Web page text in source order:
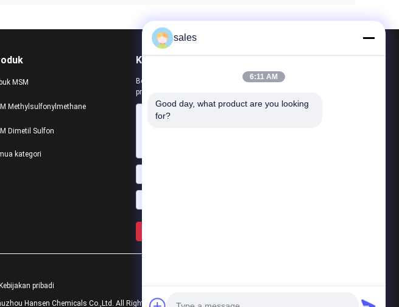
MSM
Methylsulfonylmethane
Dimetil Sulfon
kategori
Kirimkan Kami
Beri tahu kami kebutuhan Anda. Kami akan menghubungkan
produk terbaik dengan Anda.
pribadi
Hansen Chemicals Co.,Ltd. All Rights Reserved.
sales
6:11 AM
Good day, what product are you looking
for?